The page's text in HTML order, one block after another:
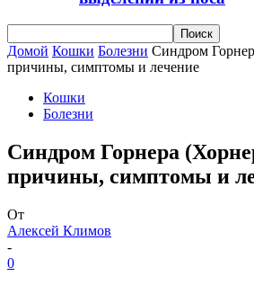
Домой Кошки Болезни Синдром
причины, симптомы и лечение
Кошки
Болезни
Синдром Горнера
причины, симптомы и
От
Алексей Климов
-
0